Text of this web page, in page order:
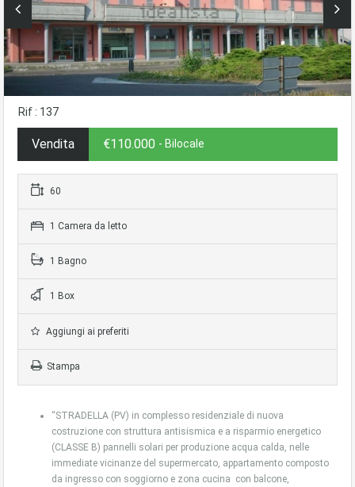
Rif : 137
Vendita €110.000 - Bilocale
60
1 Camera da letto
1 Bagno
1 Box
Aggiungi ai preferiti
Stampa
“STRADELLA (PV) in complesso residenziale di nuova
costruzione con struttura antisismica e a risparmio energetico
(CLASSE B) pannelli solari per produzione acqua calda, nelle
immediate vicinanze del supermercato, appartamento composto
da ingresso con soggiorno e zona cucina con balcone,